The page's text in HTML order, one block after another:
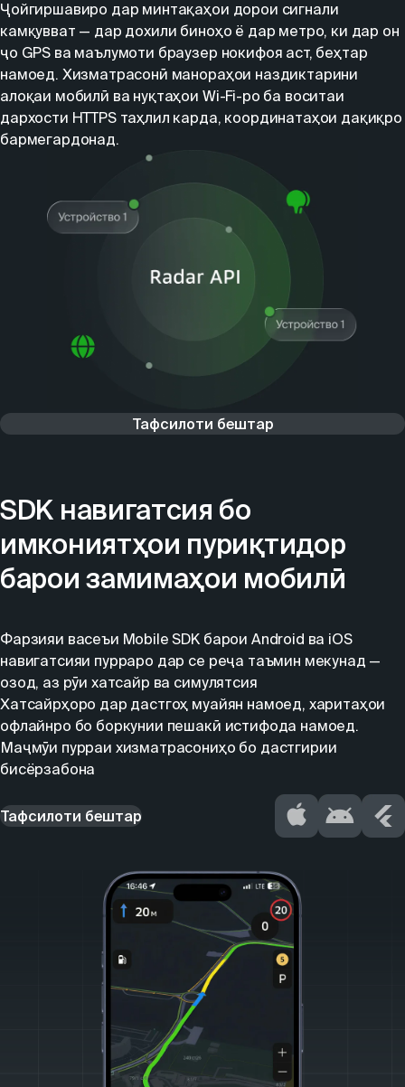
Ҷойгиршавиро дар минтақаҳои дорои сигнали
камқувват — дар дохили биноҳо ё дар метро, ки дар он
ҷо GPS ва маълумоти браузер нокифоя аст, беҳтар
намоед. Хизматрасонӣ манораҳои наздиктарини
алоқаи мобилӣ ва нуқтаҳои Wi-Fi-ро ба воситаи
дархости HTTPS таҳлил карда, координатаҳои дақиқро
бармегардонад.
Тафсилоти бештар
SDK навигатсия бо
имкониятҳои пуриқтидор
барои замимаҳои мобилӣ
Фарзияи васеъи Mobile SDK барои Android ва iOS
навигатсияи пурраро дар се реҷа таъмин мекунад —
озод, аз рӯи хатсайр ва симулятсия
Хатсайрҳоро дар дастгоҳ муайян намоед, харитаҳои
офлайнро бо боркунии пешакӣ истифода намоед.
Маҷмӯи пурраи хизматрасониҳо бо дастгирии
бисёрзабона
Тафсилоти бештар